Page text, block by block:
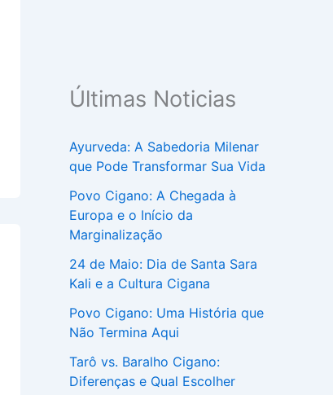
Últimas Noticias
Ayurveda: A Sabedoria Milenar
que Pode Transformar Sua Vida
Povo Cigano: A Chegada à
Europa e o Início da
Marginalização
24 de Maio: Dia de Santa Sara
Kali e a Cultura Cigana
Povo Cigano: Uma História que
Não Termina Aqui
Tarô vs. Baralho Cigano:
Diferenças e Qual Escolher